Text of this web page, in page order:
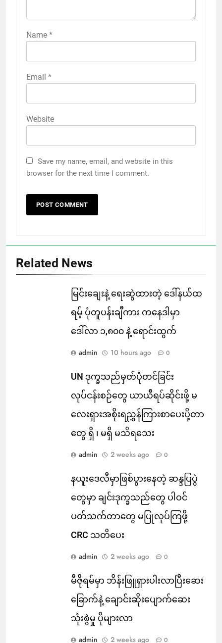
Name *
Email *
Website
Save my name, email, and website in this
browser for the next time I comment.
Related News
မြင်းချေးနဲ့ ရေးဆွဲထားတဲ့ ဒေါ်နယ်ထ
ရမ့် ပုံတူပန်းချီကား ကနေဒါမှာ
ဒေါ်လာ ၁,၈၀၀ နဲ့ ရောင်းထွက်
admin 10 hours ago 0
UN ဒုက္ခသည်မှတ်ပုံတင်ခြင်း
လုပ်ငန်းစဉ်တွေ ယာယီရပ်ဆိုင်းဖို့ မ
လေးရှားအစိုးရညွှန်ကြားစာပေးပို့တာ
တွေ ရှိ ၊ မရှိ မသိရသေး
admin 2 weeks ago 0
နယူးဒေလီမှာဖြစ်ပွားနေတဲ့ ဆန္ဒပြပွဲ
တွေမှာ ချင်းဒုက္ခသည်တွေ ပါဝင်
ပတ်သက်တာတွေ မပြုလုပ်ကြဖို့
CRC သတိပေး
admin 2 weeks ago 0
မီဇိုရမ်မှာ ဘိန်းဖြူရှားပါးလာပြီးဆေး
ခြောက်နဲ့ ချောင်းဆိုးပျောက်ဆေး
သုံးစွဲမှု ပိုများလာ
admin 2 weeks ago 0